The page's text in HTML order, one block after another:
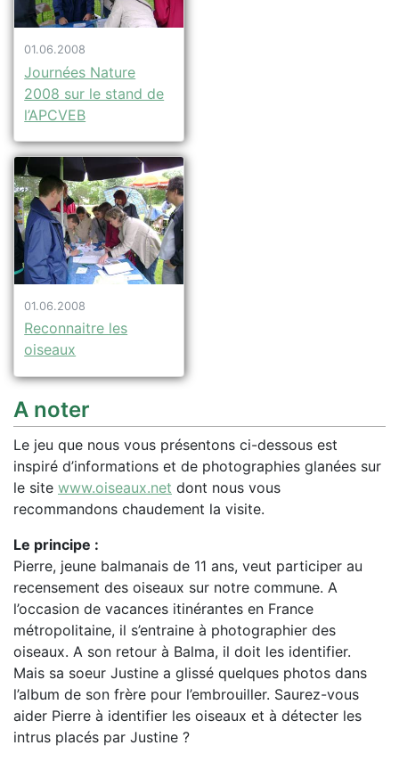
01.06.2008
Journées Nature
2008 sur le stand de
l’APCVEB
01.06.2008
Reconnaitre les
oiseaux
A noter
Le jeu que nous vous présentons ci-dessous est
inspiré d’informations et de photographies glanées sur
le site www.oiseaux.net dont nous vous
recommandons chaudement la visite.
Le principe :
Pierre, jeune balmanais de 11 ans, veut participer au
recensement des oiseaux sur notre commune. A
l’occasion de vacances itinérantes en France
métropolitaine, il s’entraine à photographier des
oiseaux. A son retour à Balma, il doit les identifier.
Mais sa soeur Justine a glissé quelques photos dans
l’album de son frère pour l’embrouiller. Saurez-vous
aider Pierre à identifier les oiseaux et à détecter les
intrus placés par Justine ?